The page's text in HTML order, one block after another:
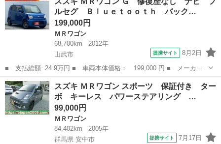
クモニター付タッチパネルオーディオ装着車 走行４５，０９６ｋ
ｍ 禁煙車 Ｅ...ルセグ Ｂｌｕｅｔｏｏｔｈ バック…
199,000円
ＭＲワゴン
68,700km
2012年
山武市
提携サイト 8月2日
■ 支払総額: 24.9万円 ■ 車両本体価格： 199,000 円 ■ メーカー
名： スズキ ■ 車種名： ＭＲワゴン ■ グレード名： Ｇ 修復
歴なし ナビ フルセグ Ｂｌｕｅｔｏｏｔｈ バックカメラ ＥＴ
Ｃ スマート...
千葉 山武市 ＭＲワゴン
スズキ ＭＲワゴン スポーツ 保証付き ター
ボ キーレス パワーステアリング …
99,000円
ＭＲワゴン
84,402km
2005年
群馬県 安中市
提携サイト 7月17日